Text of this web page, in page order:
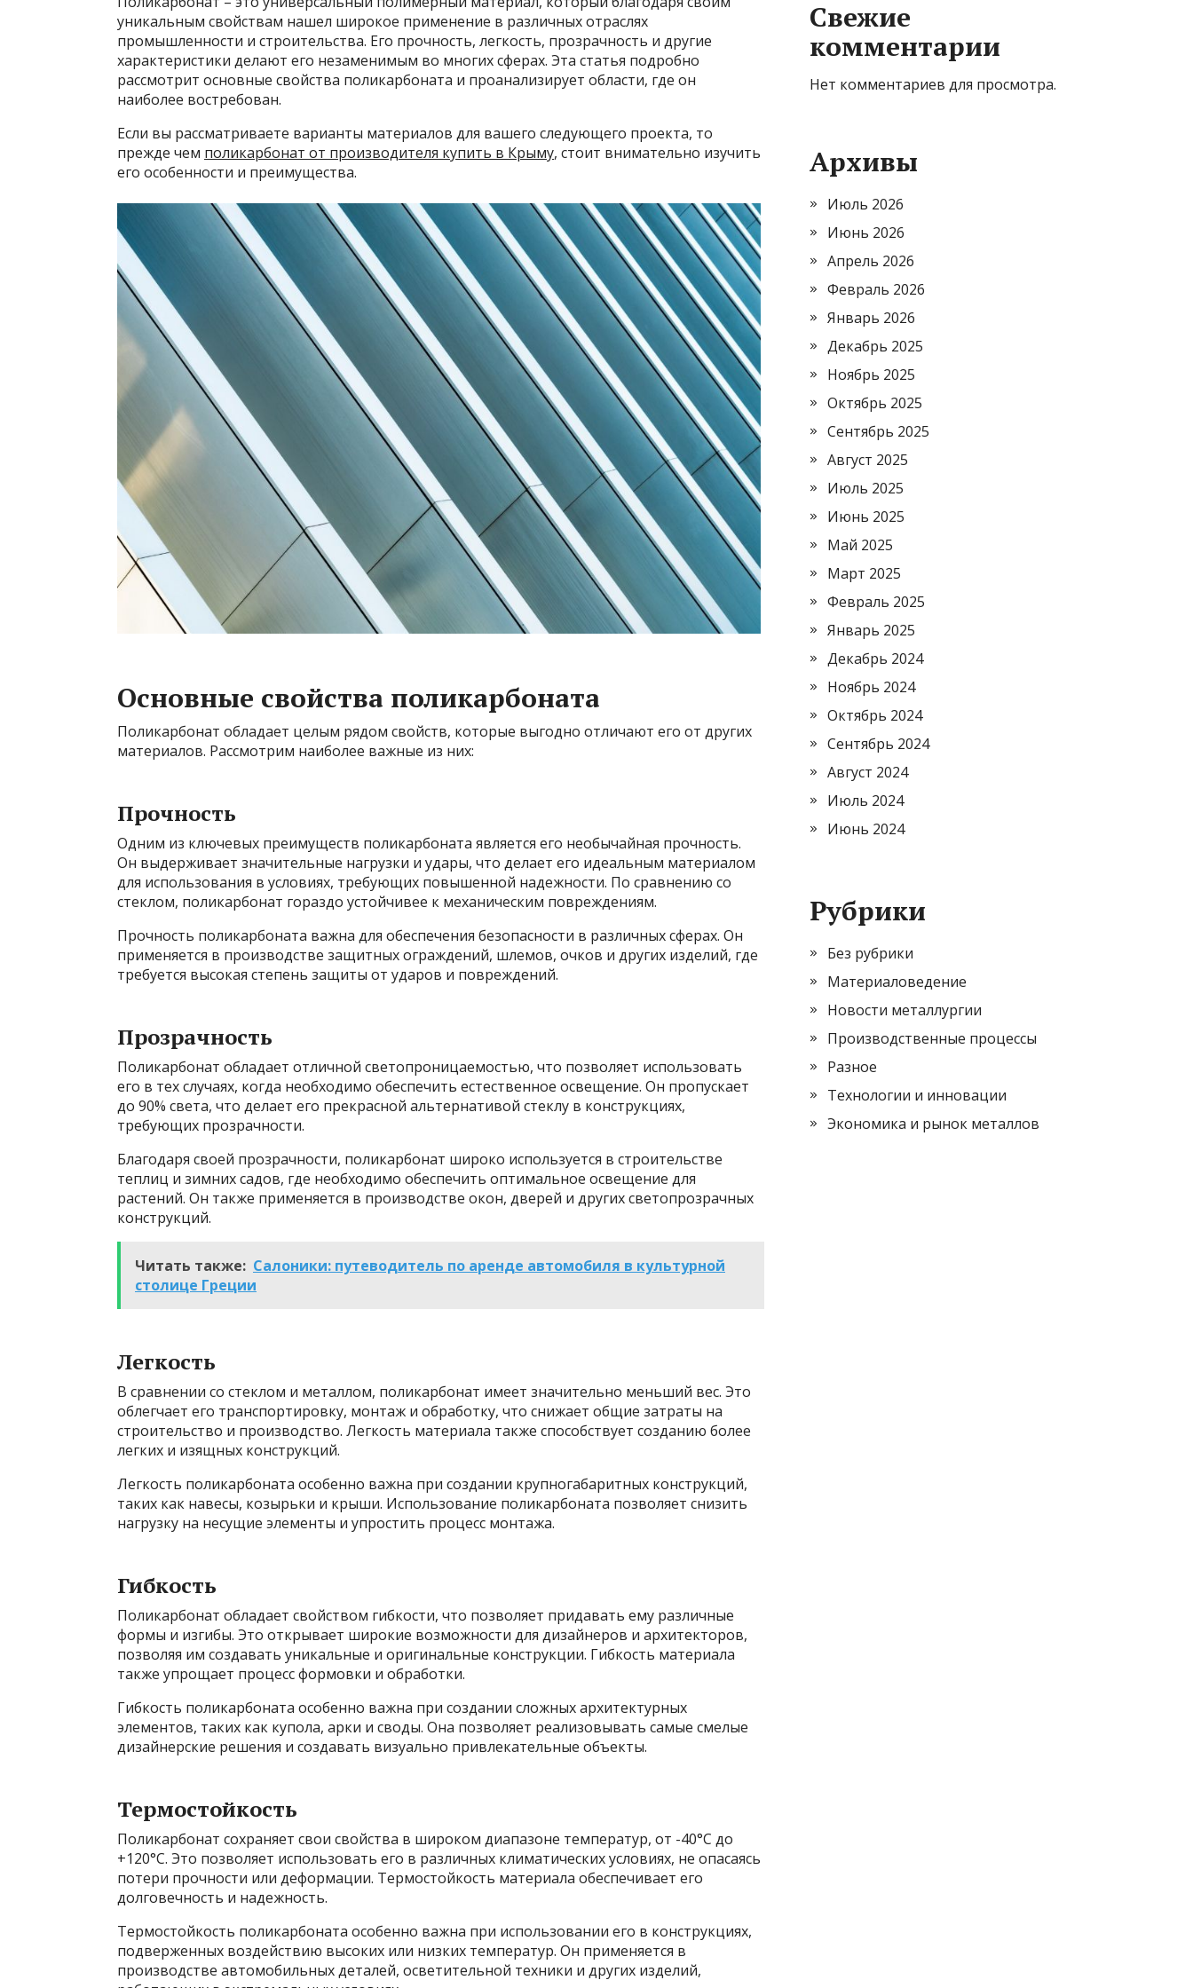
уникальным свойствам нашел широкое применение в различных отраслях
промышленности и строительства. Его прочность, легкость, прозрачность и другие
характеристики делают его незаменимым во многих сферах. Эта статья подробно
рассмотрит основные свойства поликарбоната и проанализирует области, где он
наиболее востребован.
Если вы рассматриваете варианты материалов для вашего следующего проекта, то
прежде чем поликарбонат от производителя купить в Крыму, стоит внимательно изучить
его особенности и преимущества.
Основные свойства поликарбоната
Поликарбонат обладает целым рядом свойств, которые выгодно отличают его от других
материалов. Рассмотрим наиболее важные из них:
Прочность
Одним из ключевых преимуществ поликарбоната является его необычайная прочность.
Он выдерживает значительные нагрузки и удары, что делает его идеальным материалом
для использования в условиях, требующих повышенной надежности. По сравнению со
стеклом, поликарбонат гораздо устойчивее к механическим повреждениям.
Прочность поликарбоната важна для обеспечения безопасности в различных сферах. Он
применяется в производстве защитных ограждений, шлемов, очков и других изделий, где
требуется высокая степень защиты от ударов и повреждений.
Прозрачность
Поликарбонат обладает отличной светопроницаемостью, что позволяет использовать
его в тех случаях, когда необходимо обеспечить естественное освещение. Он пропускает
до 90% света, что делает его прекрасной альтернативой стеклу в конструкциях,
требующих прозрачности.
Благодаря своей прозрачности, поликарбонат широко используется в строительстве
теплиц и зимних садов, где необходимо обеспечить оптимальное освещение для
растений. Он также применяется в производстве окон, дверей и других светопрозрачных
конструкций.
Читать также: Салоники: путеводитель по аренде автомобиля в культурной
столице Греции
Легкость
В сравнении со стеклом и металлом, поликарбонат имеет значительно меньший вес. Это
облегчает его транспортировку, монтаж и обработку, что снижает общие затраты на
строительство и производство. Легкость материала также способствует созданию более
легких и изящных конструкций.
Легкость поликарбоната особенно важна при создании крупногабаритных конструкций,
таких как навесы, козырьки и крыши. Использование поликарбоната позволяет снизить
нагрузку на несущие элементы и упростить процесс монтажа.
Гибкость
Поликарбонат обладает свойством гибкости, что позволяет придавать ему различные
формы и изгибы. Это открывает широкие возможности для дизайнеров и архитекторов,
позволяя им создавать уникальные и оригинальные конструкции. Гибкость материала
также упрощает процесс формовки и обработки.
Гибкость поликарбоната особенно важна при создании сложных архитектурных
элементов, таких как купола, арки и своды. Она позволяет реализовывать самые смелые
дизайнерские решения и создавать визуально привлекательные объекты.
Термостойкость
Поликарбонат сохраняет свои свойства в широком диапазоне температур, от -40°C до
+120°C. Это позволяет использовать его в различных климатических условиях, не опасаясь
потери прочности или деформации. Термостойкость материала обеспечивает его
долговечность и надежность.
Термостойкость поликарбоната особенно важна при использовании его в конструкциях,
подверженных воздействию высоких или низких температур. Он применяется в
производстве автомобильных деталей, осветительной техники и других изделий,
Свежие
комментарии
Нет комментариев для просмотра.
Архивы
Июль 2026
Июнь 2026
Апрель 2026
Февраль 2026
Январь 2026
Декабрь 2025
Ноябрь 2025
Октябрь 2025
Сентябрь 2025
Август 2025
Июль 2025
Июнь 2025
Май 2025
Март 2025
Февраль 2025
Январь 2025
Декабрь 2024
Ноябрь 2024
Октябрь 2024
Сентябрь 2024
Август 2024
Июль 2024
Июнь 2024
Рубрики
Без рубрики
Материаловедение
Новости металлургии
Производственные процессы
Разное
Технологии и инновации
Экономика и рынок металлов